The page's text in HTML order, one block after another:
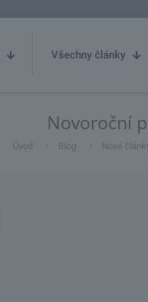
Všechny články
Novoroční
Úvod Blog Nové